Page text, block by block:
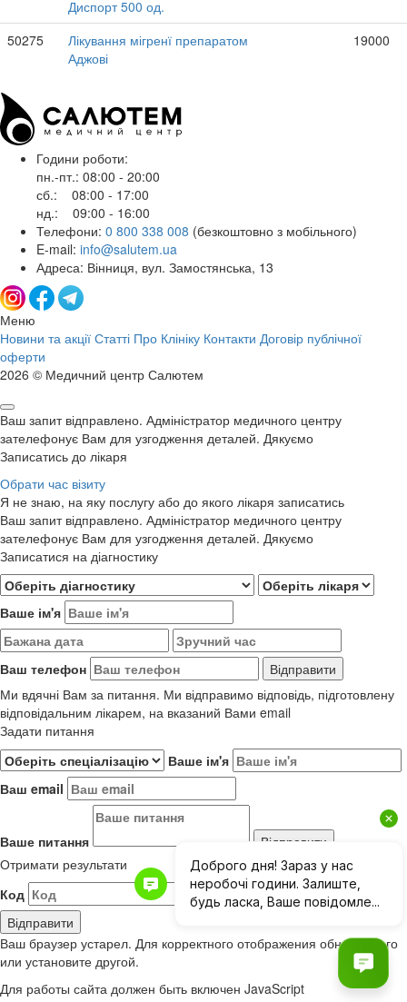
Диспорт 500 од.
50275
Лікування мігренї препаратом
Аджові
19000
Години роботи:
пн.-пт.: 08:00 - 20:00
сб.: 08:00 - 17:00
нд.: 09:00 - 16:00
Телефони: 0 800 338 008 (безкоштовно з мобільного)
E-mail: info@salutem.ua
Адреса: Вінниця, вул. Замостянська, 13
Меню
Новини та акції Статті Про Клініку Контакти Договір публічної
оферти
2026 © Медичний центр Салютем
Ваш запит відправлено. Адміністратор медичного центру
зателефонує Вам для узгодження деталей. Дякуємо
Записатись до лікаря
Обрати час візиту
Я не знаю, на яку послугу або до якого лікаря записатись
Ваш запит відправлено. Адміністратор медичного центру
зателефонує Вам для узгодження деталей. Дякуємо
Записатися на діагностику
Ваше ім'я
Ваш телефон
Ми вдячні Вам за питання. Ми відправимо відповідь, підготовлену
відповідальним лікарем, на вказаний Вами email
Задати питання
Ваше ім'я
Ваш email
Ваше питання
Отримати результати
Код
Результати до 01.06.2019
Ваш браузер устарел. Для корректного отображения обновите его
или установите другой.
Для работы сайта должен быть включен JavaScript